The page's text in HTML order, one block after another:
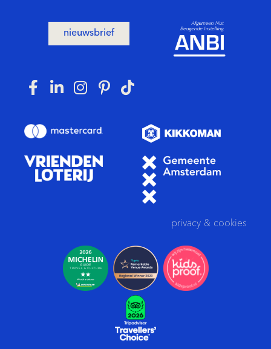
nieuwsbrief
privacy & cookies